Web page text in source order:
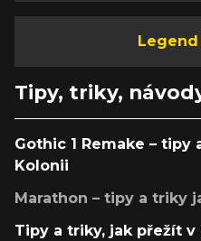
Tipy, triky,
Gothic 1 Remake – tipy
Kolonii
Marathon – tipy a triky
Tipy a triky, jak přežít